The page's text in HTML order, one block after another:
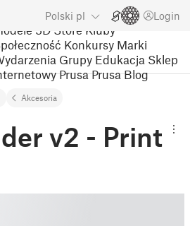
Polski pl Login
3D Store Kluby
Konkursy Marki
Grupy Edukacja Sklep
Prusa Prusa Blog
Akcesoria
v2 - Print